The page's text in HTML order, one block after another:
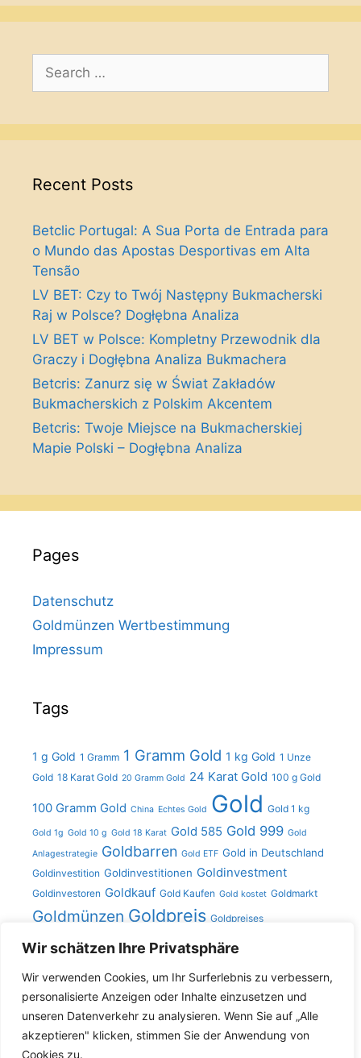
Wir schätzen Ihre Privatsphäre
Wir verwenden Cookies, um Ihr Surferlebnis zu verbessern,
personalisierte Anzeigen oder Inhalte einzusetzen und
unseren Datenverkehr zu analysieren. Wenn Sie auf „Alle
akzeptieren" klicken, stimmen Sie der Anwendung von
Cookies zu.
Search
for:
Recent Posts
Betclic Portugal: A Sua Porta de Entrada para
o Mundo das Apostas Desportivas em Alta
Tensão
LV BET: Czy to Twój Następny Bukmacherski
Raj w Polsce? Dogłębna Analiza
LV BET w Polsce: Kompletny Przewodnik dla
Graczy i Dogłębna Analiza Bukmachera
Betcris: Zanurz się w Świat Zakładów
Bukmacherskich z Polskim Akcentem
Betcris: Twoje Miejsce na Bukmacherskiej
Mapie Polski – Dogłębna Analiza
Pages
Datenschutz
Goldmünzen Wertbestimmung
Impressum
Tags
1 g Gold 1 Gramm 1 Gramm Gold 1 kg Gold 1 Unze
Gold 18 Karat Gold 20 Gramm Gold 24 Karat Gold 100 g Gold
100 Gramm Gold China Echtes Gold Gold Gold 1 kg
Gold 1g Gold 10 g Gold 18 Karat Gold 585 Gold 999 Gold
Anlagestrategie Goldbarren Gold ETF Gold in Deutschland
Goldinvestition Goldinvestitionen Goldinvestment
Goldinvestoren Goldkauf Gold Kaufen Gold kostet Goldmarkt
Goldmünzen Goldpreis Goldpreises
Goldschmuck
Gold verkaufen Gramm
Search
for: